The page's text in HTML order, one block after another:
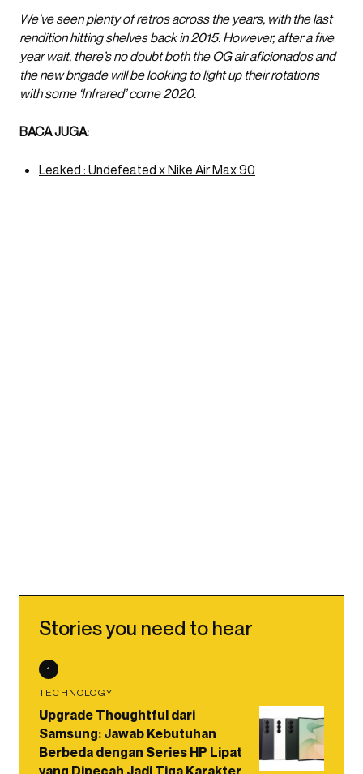
We’ve seen plenty of retros across the years, with the last
rendition hitting shelves back in 2015. However, after a five
year wait, there’s no doubt both the OG air aficionados and
the new brigade will be looking to light up their rotations
with some ‘Infrared’ come 2020.
BACA JUGA:
Leaked : Undefeated x Nike Air Max 90
Stories you need to hear
1
TECHNOLOGY
Upgrade Thoughtful dari
Samsung: Jawab Kebutuhan
Berbeda dengan Series HP Lipat
yang Dipecah Jadi Tiga Karakter